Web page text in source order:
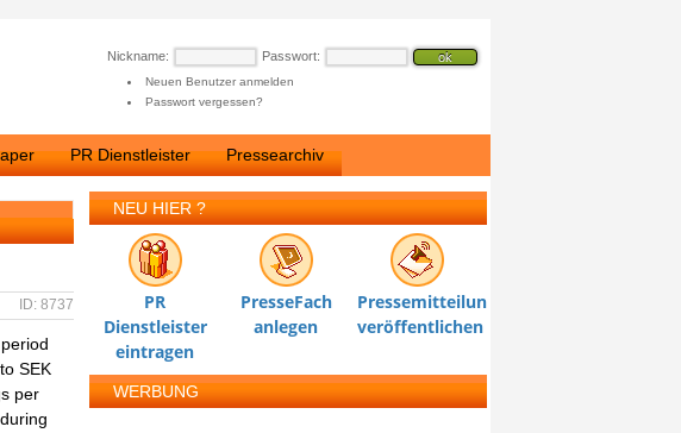
Nickname: Passwort:
Neuen Benutzer anmelden
Passwort vergessen?
PR Dienstleister Pressearchiv
ID: 8737
SEK
per
NEU HIER ?
PR
Dienstleister
eintragen
PresseFach
anlegen
Pressemitteilung
veröffentlichen
WERBUNG